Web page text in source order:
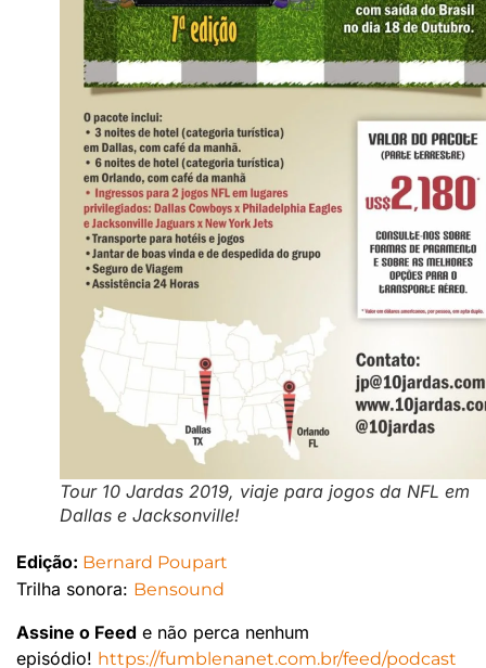
Tour 10 Jardas 2019, viaje para jogos da NFL em
Dallas e Jacksonville!
Edição: Bernard Poupart
Trilha sonora: Bensound
Assine o Feed e não perca nenhum
episódio! https://fumblenanet.com.br/feed/podcast